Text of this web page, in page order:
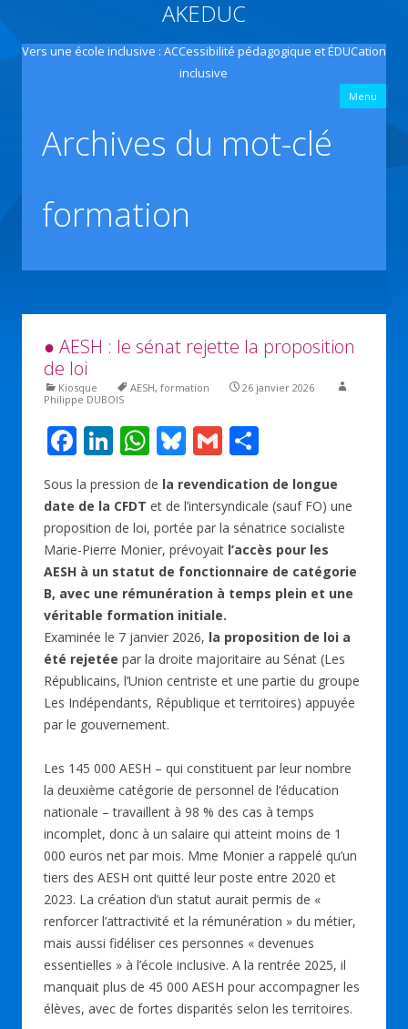
AKEDUC
Vers une école inclusive : ACCessibilité pédagogique et ÉDUCation
inclusive
Menu
Archives du mot-clé
formation
● AESH : le sénat rejette la proposition
de loi
Kiosque AESH, formation
26 janvier 2026
Philippe DUBOIS
F
ac
e
b
o
o
k
Li
n
k
e
dI
n
W
h
at
s
A
p
p
Bl
e
sk
y
G
m
ai
l
ar
ta
g
er
Sous la pression de la revendication de longue
date de la CFDT et de l’intersyndicale (sauf FO) une
proposition de loi, portée par la sénatrice socialiste
Marie-Pierre Monier, prévoyait l’accès pour les
AESH à un statut de fonctionnaire de catégorie
B, avec une rémunération à temps plein et une
véritable formation initiale.
Examinée le 7 janvier 2026, la proposition de loi a
été rejetée par la droite majoritaire au Sénat (Les
Républicains, l’Union centriste et une partie du groupe
Les Indépendants, République et territoires) appuyée
par le gouvernement.
Les 145 000 AESH – qui constituent par leur nombre
la deuxième catégorie de personnel de l’éducation
nationale – travaillent à 98 % des cas à temps
incomplet, donc à un salaire qui atteint moins de 1
000 euros net par mois. Mme Monier a rappelé qu’un
tiers des AESH ont quitté leur poste entre 2020 et
2023. La création d’un statut aurait permis de «
renforcer l’attractivité et la rémunération » du métier,
mais aussi fidéliser ces personnes « devenues
essentielles » à l’école inclusive. A la rentrée 2025, il
manquait plus de 45 000 AESH pour accompagner les
élèves, avec de fortes disparités selon les territoires.